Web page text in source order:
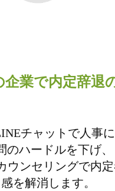
企業で内定辞退
チャットで人事
のハードルを下げ、
ウンセリングで内
感を解消します。